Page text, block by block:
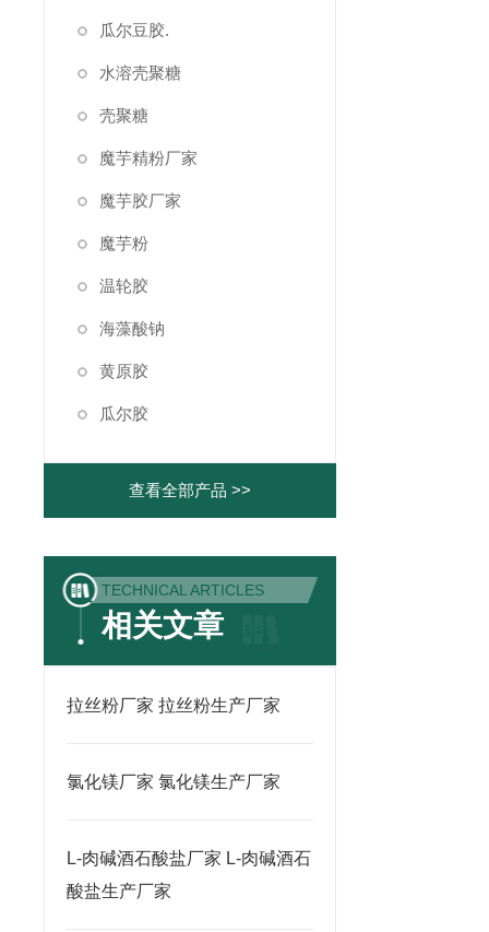
瓜尔豆胶.
水溶壳聚糖
壳聚糖
魔芋精粉厂家
魔芋胶厂家
魔芋粉
温轮胶
海藻酸钠
黄原胶
瓜尔胶
查看全部产品 >>
TECHNICAL ARTICLES
相关文章
拉丝粉厂家 拉丝粉生产厂家
氯化镁厂家 氯化镁生产厂家
L-肉碱酒石酸盐厂家 L-肉碱酒石
酸盐生产厂家